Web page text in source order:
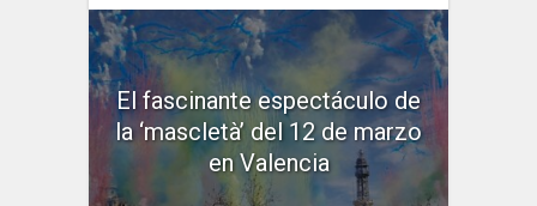
El fascinante espectáculo de
la ‘mascletà’ del 12 de marzo
en Valencia